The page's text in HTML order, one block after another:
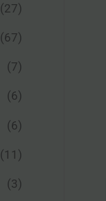
(27)
(67)
(7)
(6)
(6)
(11)
(3)